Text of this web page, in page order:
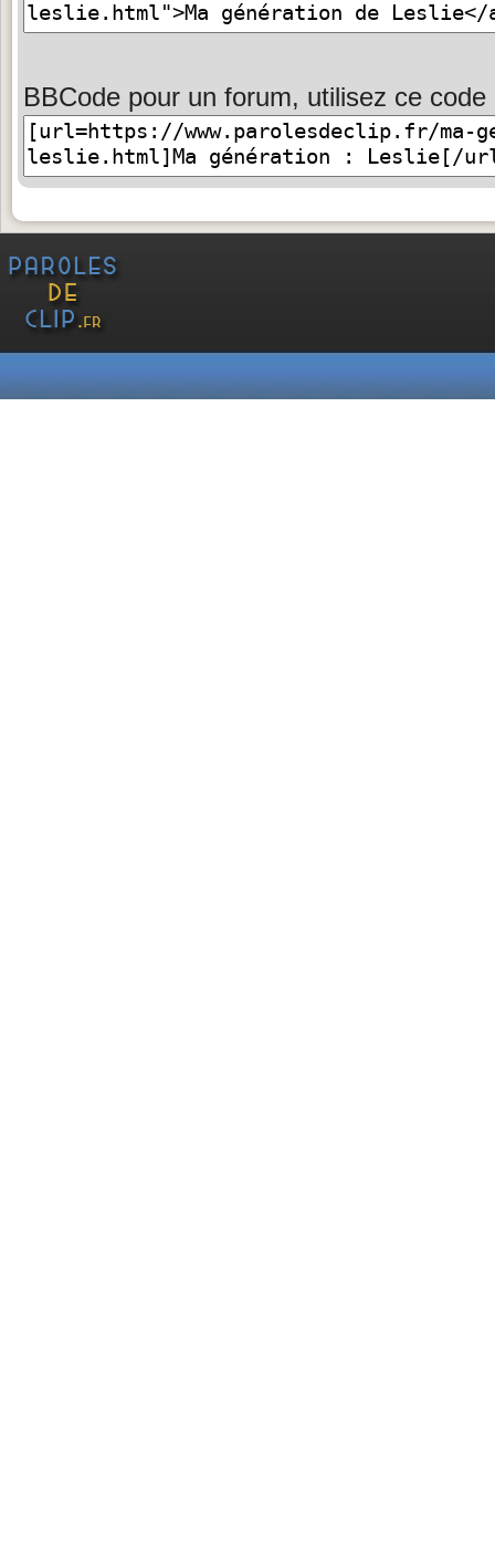
BBCode pour un forum, utilisez ce code